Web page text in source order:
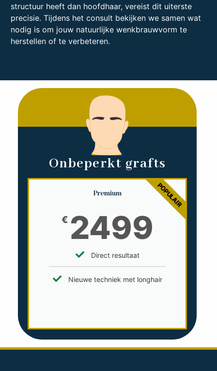
structuur heeft dan hoofdhaar, vereist dit uiterste
precisie. Tijdens het consult bekijken we samen wat
nodig is om jouw natuurlijke wenkbrauwvorm te
herstellen of te verbeteren.
Onbeperkt grafts
Premium
€ 2499
Direct resultaat
Nieuwe techniek met longhair
POPULAIR